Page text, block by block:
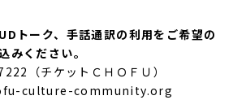
トーク、手話通訳の利用をご希望の
みください。
（チケットＣＨＯＦＵ）
culture-community.org